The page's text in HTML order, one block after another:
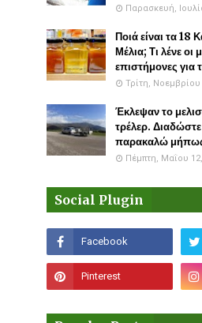
Παρασκευή,
Ποιά είναι τα 18
Μέλια; Τι λένε οι
επιστήμονες για
Τρίτη, Νοεμβρίου
Έκλεψαν το
τρέλερ.
παρακαλώ μήπως
Πέμπτη, Μαΐου
Social Plugin